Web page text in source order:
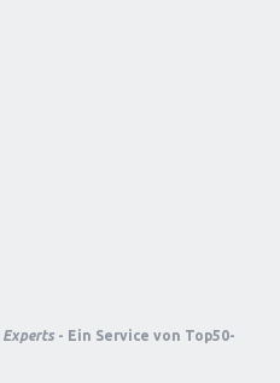
Experts - Ein Service von Top50-